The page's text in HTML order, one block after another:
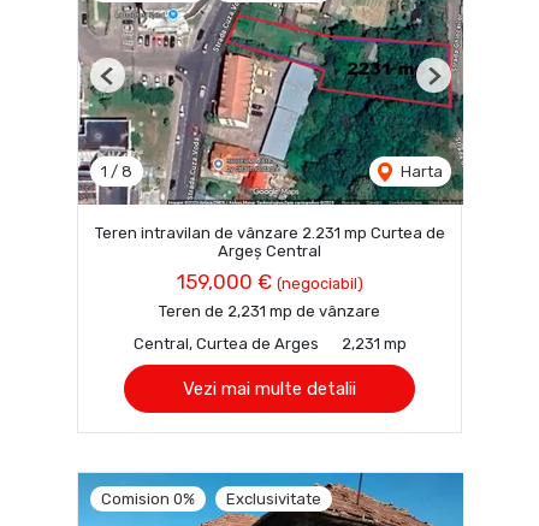
1 / 8 Harta
Previous Next
Teren intravilan de vânzare 2.231 mp Curtea de
Argeș Central
159,000 € (negociabil)
Teren de 2,231 mp de vânzare
Central, Curtea de Arges
2,231 mp
Vezi mai multe detalii
Comision 0% Exclusivitate